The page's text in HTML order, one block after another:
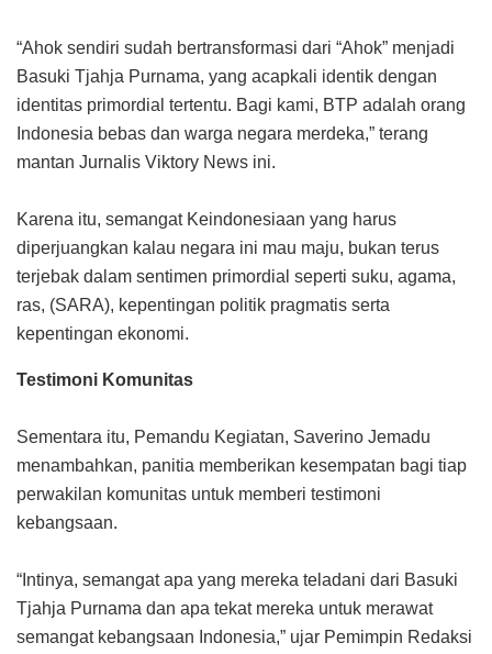
“Ahok sendiri sudah bertransformasi dari “Ahok” menjadi
Basuki Tjahja Purnama, yang acapkali identik dengan
identitas primordial tertentu. Bagi kami, BTP adalah orang
Indonesia bebas dan warga negara merdeka,” terang
mantan Jurnalis Viktory News ini.
Karena itu, semangat Keindonesiaan yang harus
diperjuangkan kalau negara ini mau maju, bukan terus
terjebak dalam sentimen primordial seperti suku, agama,
ras, (SARA), kepentingan politik pragmatis serta
kepentingan ekonomi.
Testimoni Komunitas
Sementara itu, Pemandu Kegiatan, Saverino Jemadu
menambahkan, panitia memberikan kesempatan bagi tiap
perwakilan komunitas untuk memberi testimoni
kebangsaan.
“Intinya, semangat apa yang mereka teladani dari Basuki
Tjahja Purnama dan apa tekat mereka untuk merawat
semangat kebangsaan Indonesia,” ujar Pemimpin Redaksi